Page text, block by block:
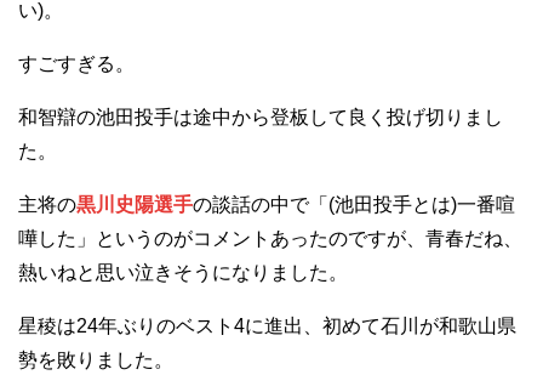
い)。
すごすぎる。
和智辯の池田投手は途中から登板して良く投げ切りまし
た。
主将の黒川史陽選手の談話の中で「(池田投手とは)一番喧
嘩した」というのがコメントあったのですが、青春だね、
熱いねと思い泣きそうになりました。
星稜は24年ぶりのベスト4に進出、初めて石川が和歌山県
勢を敗りました。